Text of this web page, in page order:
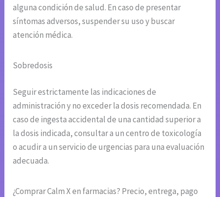
alguna condición de salud. En caso de presentar
síntomas adversos, suspender su uso y buscar
atención médica.
Sobredosis
Seguir estrictamente las indicaciones de
administración y no exceder la dosis recomendada. En
caso de ingesta accidental de una cantidad superior a
la dosis indicada, consultar a un centro de toxicología
o acudir a un servicio de urgencias para una evaluación
adecuada.
¿Comprar Calm X en farmacias? Precio, entrega, pago